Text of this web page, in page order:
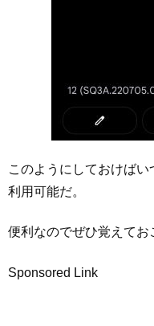
このようにしておけば
利用可能だ。
便利なのでぜひ覚えてお
Sponsored Link